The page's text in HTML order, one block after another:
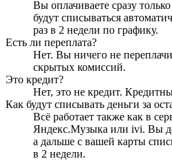
Вы оплачиваете сразу только
будут списываться
раз в 2 недели по графику.
Есть ли переплата?
Нет. Вы ничего не
скрытых комиссий.
Это кредит?
Нет, это не кредит.
Как будут списывать деньги за
Всё работает также как в
Яндекс.Музыка или ivi. Вы
а дальше с вашей карты
в 2 недели.